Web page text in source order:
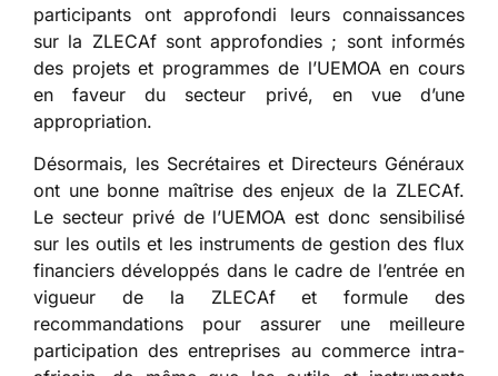
participants ont approfondi leurs connaissances
sur la ZLECAf sont approfondies ; sont informés
des projets et programmes de l’UEMOA en cours
en faveur du secteur privé, en vue d’une
appropriation.
Désormais, les Secrétaires et Directeurs Généraux
ont une bonne maîtrise des enjeux de la ZLECAf.
Le secteur privé de l’UEMOA est donc sensibilisé
sur les outils et les instruments de gestion des flux
financiers développés dans le cadre de l’entrée en
vigueur de la ZLECAf et formule des
recommandations pour assurer une meilleure
participation des entreprises au commerce intra-